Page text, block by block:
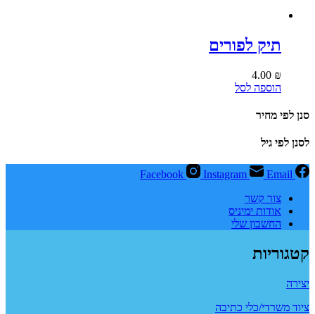
תיק לפורים
4.00 ₪
הוספה לסל
סנן לפי מחיר
לסנן לפי גיל
Facebook Instagram
Email
צור קשר
אודות ימיניס
החשבון שלי
קטגוריות
יצירה
ציוד משרדי/כלי כתיבה